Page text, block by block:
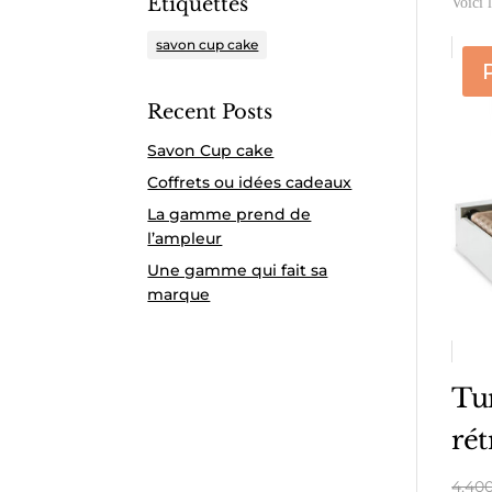
savon cup cake
Recent Posts
Savon Cup cake
Coffrets ou idées cadeaux
La gamme prend de
l’ampleur
Une gamme qui fait sa
marque